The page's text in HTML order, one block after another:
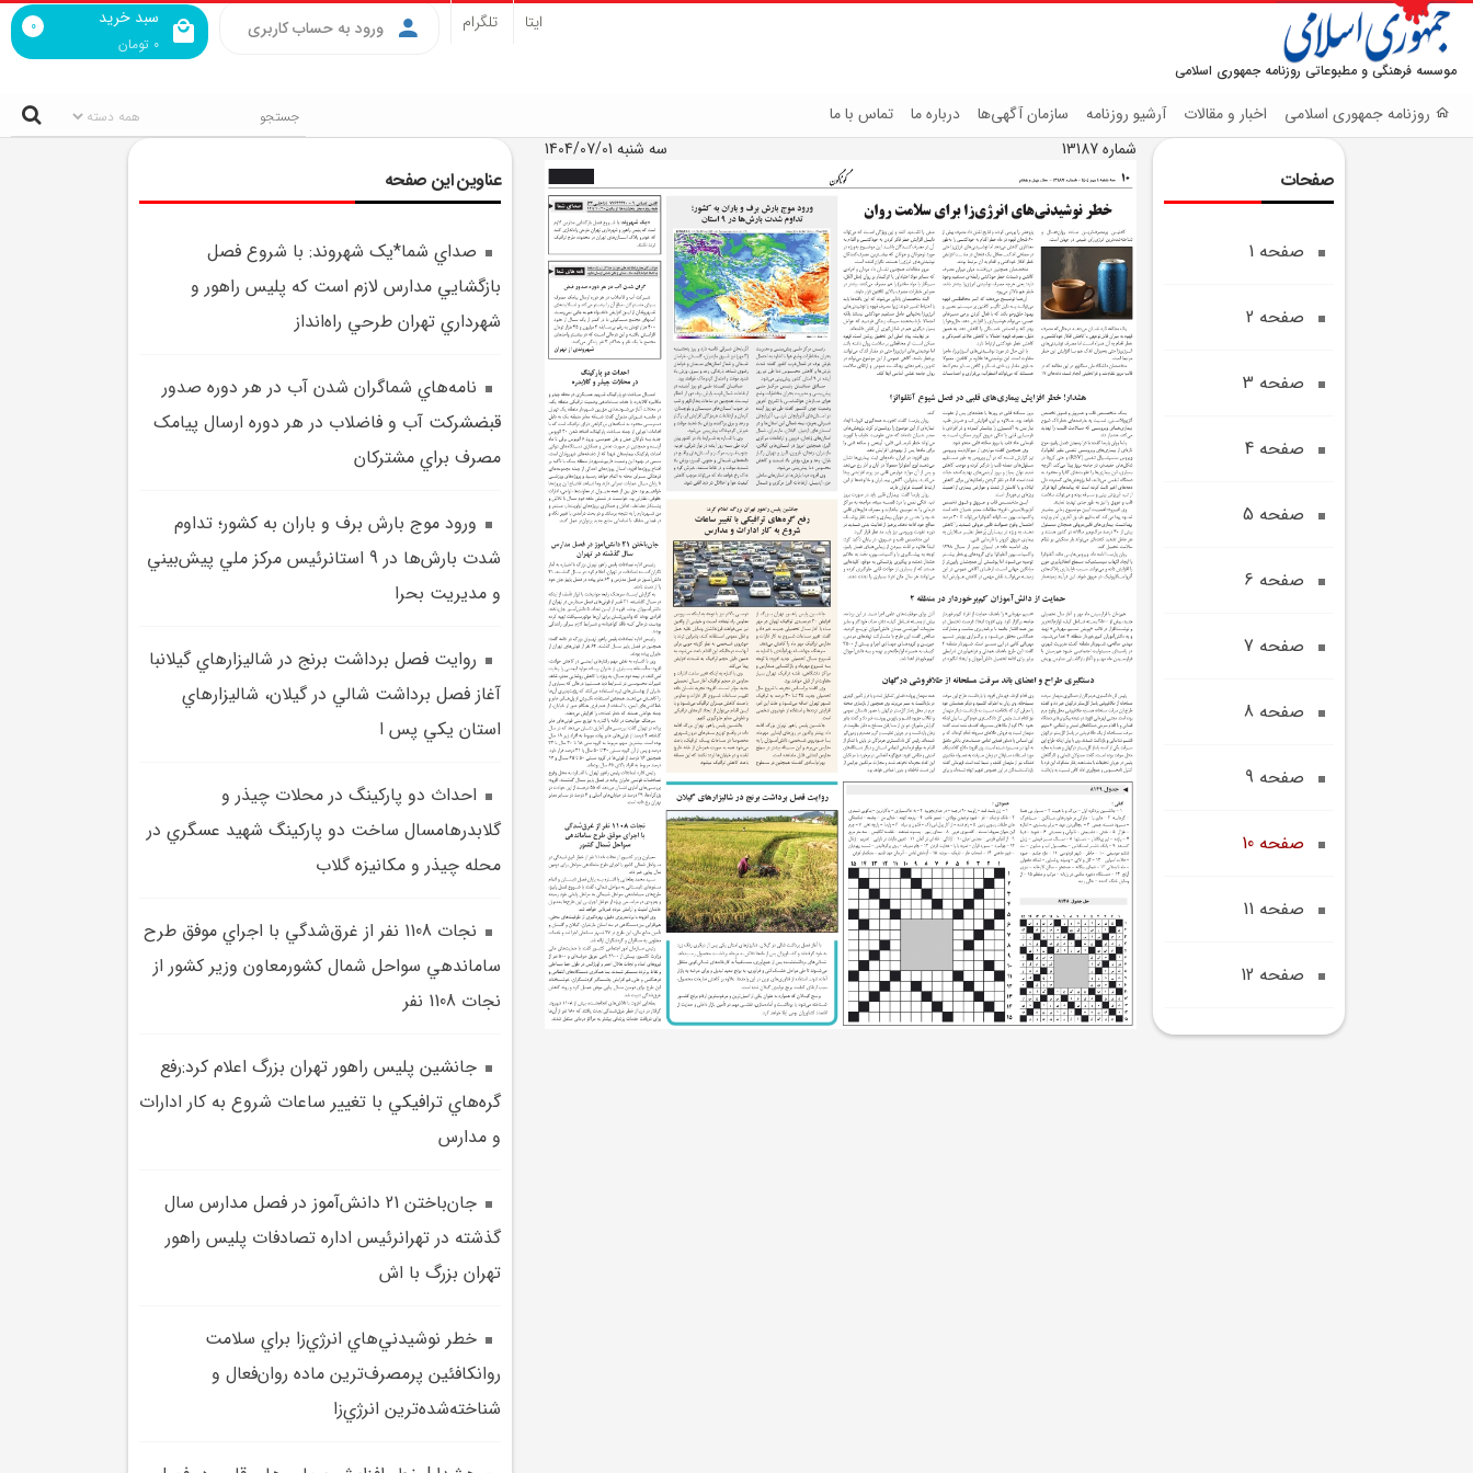
موسسه فرهنگی و مطبوعاتی روزنامه جمهوری اسلامی
سبد خرید
0 تومان
0 ورود به حساب کاربری ایتا تلگرام
روزنامه جمهوری اسلامی اخبار و مقالات آرشیو روزنامه سازمان آگهی‌ها درباره ما تماس با ما
صفحات
صفحه 1
صفحه 2
صفحه 3
صفحه 4
صفحه 5
صفحه 6
صفحه 7
صفحه 8
صفحه 9
صفحه 10
صفحه 11
صفحه 12
شماره 13187 سه شنبه 1404/07/01
عناوین این صفحه
صداي شما*يک شهروند: با شروع فصل
بازگشايي مدارس لازم است که پليس راهور و
شهرداري تهران طرحي راه‌انداز
نامه‌هاي شماگران شدن آب در هر دوره صدور
قبضشرکت آب و فاضلاب در هر دوره ارسال پيامک
مصرف براي مشترکان
ورود موج بارش‌ برف و باران به کشور؛ تداوم
شدت بارش‌ها در 9 استانرئيس مرکز ملي پيش‌بيني
و مديريت بحرا
روايت فصل برداشت برنج در شاليزارهاي گيلانبا
آغاز فصل برداشت شالي در گيلان، شاليزارهاي
استان يکي پس ا
احداث دو پارکينگ در محلات چيذر و
گلابدرهامسال ساخت دو پارکينگ شهيد عسگري در
محله چيذر و مکانيزه گلاب
نجات 1108 نفر از غرق‌شدگي با اجراي موفق طرح
ساماندهي سواحل شمال کشورمعاون وزير کشور از
نجات 1108 نفر
جانشين پليس راهور تهران بزرگ اعلام کرد:رفع
گره‌هاي ترافيکي با تغيير ساعات شروع به کار ادارات
و مدارس
جان‌باختن 21 دانش‌آموز در فصل مدارس سال
گذشته در تهرانرئيس اداره تصادفات پليس راهور
تهران بزرگ با اش
خطر نوشيدني‌هاي انرژي‌زا براي سلامت
روانکافئين پرمصرف‌ترين ماده روان‌فعال و
شناخته‌شده‌ترين انرژي‌زا